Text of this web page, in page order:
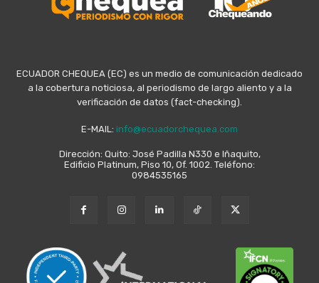
ECUADOR CHEQUEA (EC) es un medio de comunicación dedicado
a la cobertura noticiosa, al periodismo de largo aliento y a la
verificación de datos (fact-checking).
E-MAIL: info@ecuadorchequea.com
Dirección: Quito: José Padilla N330 e Iñaquito,
Edificio Platinum, Piso 10, Of. 1002. Teléfono:
0984535165